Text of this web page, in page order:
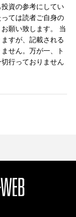
資の参考にしてい
ては読者ご自身の
願い致します。 当
すが、記載される
せん。万が一、ト
行っておりません